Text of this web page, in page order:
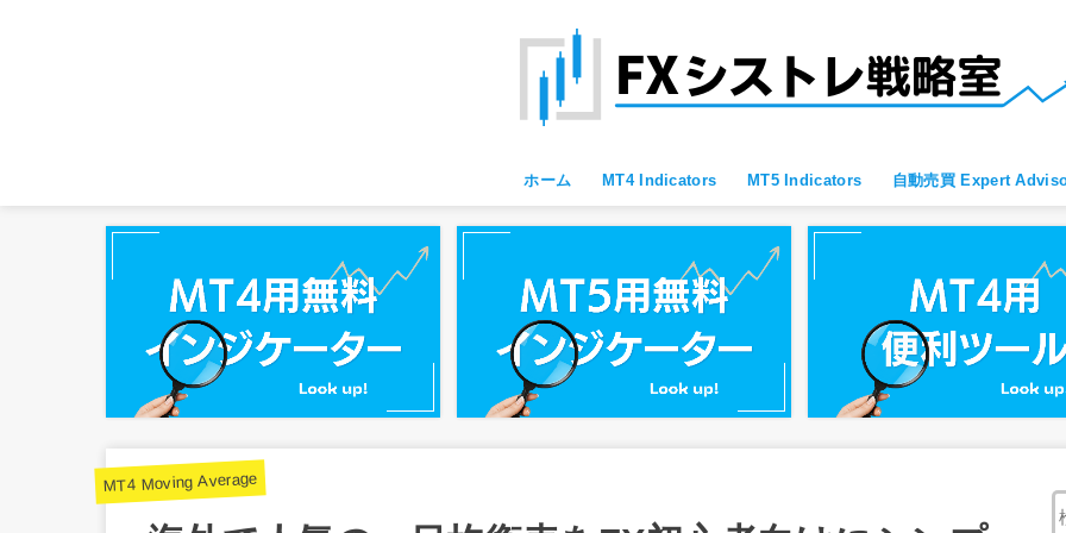
ホーム MT4 Indicators
MT4 すべて
MT4 便利ツール
MT4 Oscillator
MT4 Moving Average
MT4 Fibonacci
MT4 Bollinger Bands
MT4 レジサポ・トレンドライン
MT4 ブレイクアウト向け
MT4 スキャルピング向け
MT4 通貨強弱
MT4 プライスアクション向け
MT5 Indicators 自動売買 Expert
MT4 Moving Average